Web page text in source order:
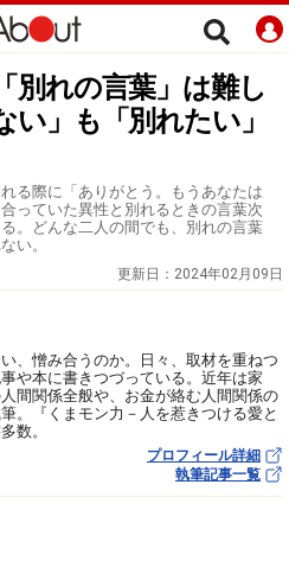
別れの言葉」は難し
い」も「別れたい」
る際に「ありがとう。もうあなたは
っていた異性と別れるときの言葉次
。どんな二人の間でも、別れの言葉
い。
更新日： 2024年02月09日
、憎み合うのか。日々、取材を重ねつ
や本に書きつづっている。近年は家
間関係全般や、お金が絡む人間関係の
。『くまモン力－人を惹きつける愛と
数。
プロフィール詳細
執筆記事一覧